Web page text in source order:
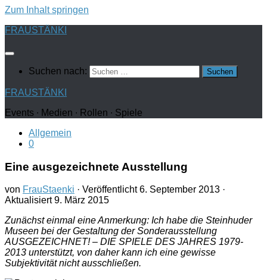
Zum Inhalt springen
FRAUSTÄNKI
Suchen nach:
FRAUSTÄNKI
Events ∙ Medien ∙ Rollen ∙ Spiele
Allgemein
0
Eine ausgezeichnete Ausstellung
von FrauStaenki · Veröffentlicht6. September 2013 ·
Aktualisiert9. März 2015
Zunächst einmal eine Anmerkung: Ich habe die Steinhuder
Museen bei der Gestaltung der Sonderausstellung
AUSGEZEICHNET! – DIE SPIELE DES JAHRES 1979-
2013 unterstützt, von daher kann ich eine gewisse
Subjektivität nicht ausschließen.